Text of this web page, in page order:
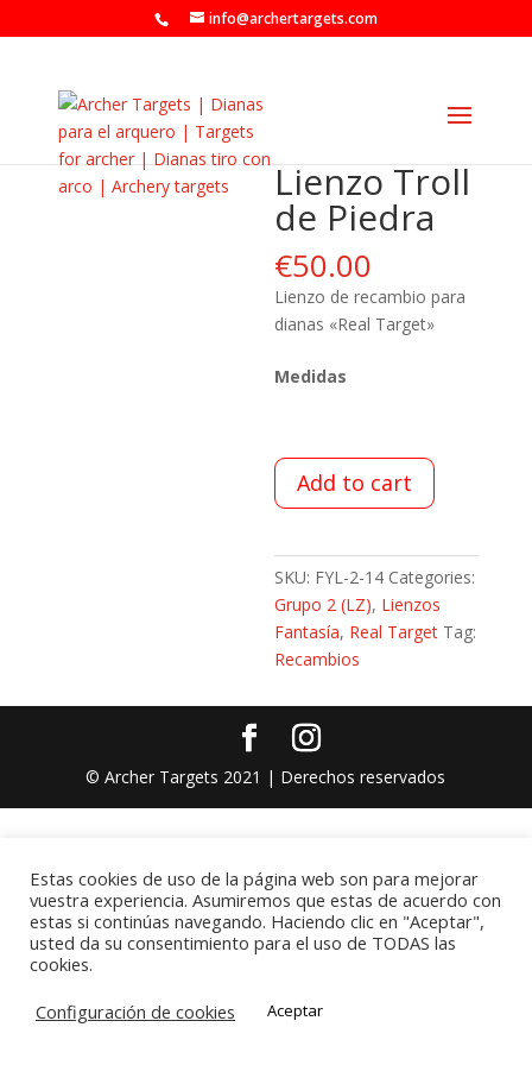
info@archertargets.com
Lienzo Troll
de Piedra
€50.00
Lienzo de recambio para
dianas «Real Target»
Medidas
Add to cart
SKU: FYL-2-14 Categories:
Grupo 2 (LZ), Lienzos
Fantasía, Real Target Tag:
Recambios
© Archer Targets 2021 | Derechos reservados
Estas cookies de uso de la página web son para mejorar
vuestra experiencia. Asumiremos que estas de acuerdo con
estas si continúas navegando. Haciendo clic en "Aceptar",
usted da su consentimiento para el uso de TODAS las
cookies.
Configuración de cookies
Aceptar